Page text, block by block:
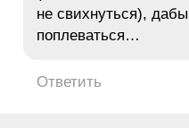
не свихнуться), дабы
поплеваться…
Ответить